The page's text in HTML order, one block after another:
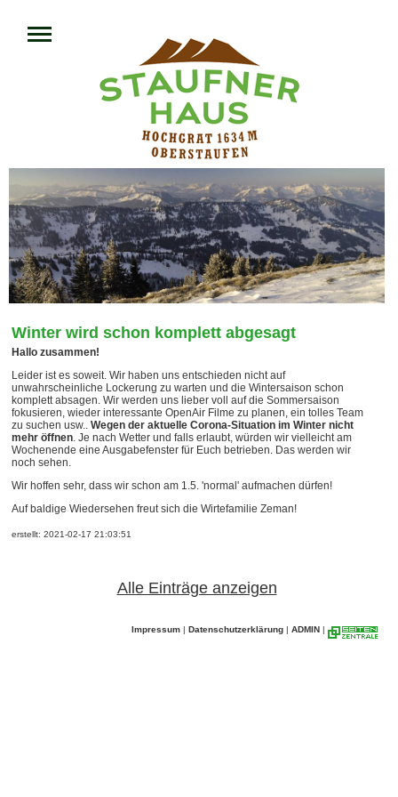
Winter wird schon komplett abgesagt
Hallo zusammen!
Leider ist es soweit. Wir haben uns entschieden nicht auf
unwahrscheinliche Lockerung zu warten und die Wintersaison schon
komplett absagen. Wir werden uns lieber voll auf die Sommersaison
fokusieren, wieder interessante OpenAir Filme zu planen, ein tolles Team
zu suchen usw.. Wegen der aktuelle Corona-Situation im Winter nicht
mehr öffnen. Je nach Wetter und falls erlaubt, würden wir vielleicht am
Wochenende eine Ausgabefenster für Euch betrieben. Das werden wir
noch sehen.
Wir hoffen sehr, dass wir schon am 1.5. 'normal' aufmachen dürfen!
Auf baldige Wiedersehen freut sich die Wirtefamilie Zeman!
erstellt: 2021-02-17 21:03:51
Alle Einträge anzeigen
Impressum | Datenschutzerklärung | ADMIN |